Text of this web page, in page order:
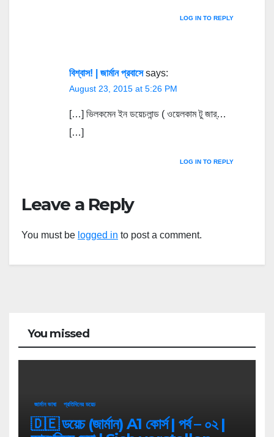
LOG IN TO REPLY
বিশ্বাস! | জার্মান প্রবাসে says:
August 23, 2015 at 5:26 PM
[…] ভিলকমেন ইন ডয়েচলান্ড ( ওয়েলকাম টু জার্…
[…]
LOG IN TO REPLY
Leave a Reply
You must be logged in to post a comment.
You missed
জার্মান ভাষা প্রতিদিনের ডয়েচ
🇩🇪 ডয়েচ (জার্মান) A1 কোর্স | পর্ব – ০২ |